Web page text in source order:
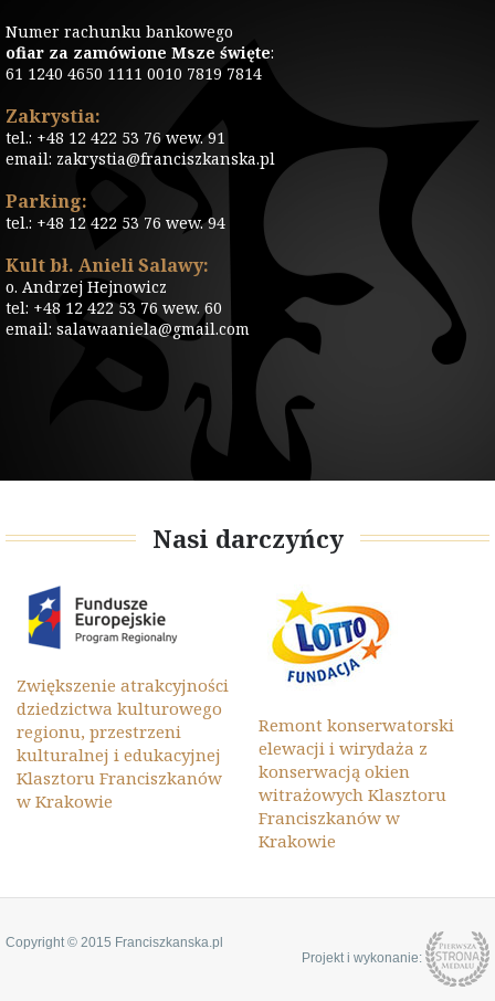
Numer rachunku bankowego
ofiar za zamówione Msze święte:
61 1240 4650 1111 0010 7819 7814
Zakrystia:
tel.: +48 12 422 53 76 wew. 91
email: zakrystia@franciszkanska.pl
Parking:
tel.: +48 12 422 53 76 wew. 94
Kult bł. Anieli Salawy:
o. Andrzej Hejnowicz
tel: +48 12 422 53 76 wew. 60
email: salawaaniela@gmail.com
Nasi darczyńcy
Zwiększenie atrakcyjności
dziedzictwa kulturowego
regionu, przestrzeni
kulturalnej i edukacyjnej
Klasztoru Franciszkanów
w Krakowie
Remont konserwatorski
elewacji i wirydaża z
konserwacją okien
witrażowych Klasztoru
Franciszkanów w
Krakowie
Copyright © 2015 Franciszkanska.pl
Projekt i wykonanie: